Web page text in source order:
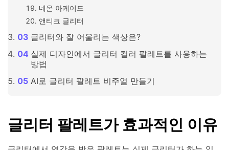
네온 아케이드
앤티크 글리터
글리터와 잘 어울리는 색상은?
실제 디자인에서 글리터 컬러 팔레트를 사용하는
방법
AI로 글리터 팔레트 비주얼 만들기
글리터 팔레트가 효과적인 이유